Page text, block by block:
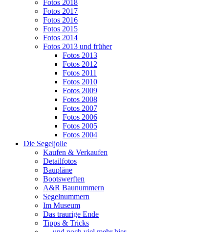
Fotos 2018
Fotos 2017
Fotos 2016
Fotos 2015
Fotos 2014
Fotos 2013 und früher
Fotos 2013
Fotos 2012
Fotos 2011
Fotos 2010
Fotos 2009
Fotos 2008
Fotos 2007
Fotos 2006
Fotos 2005
Fotos 2004
Die Segeljolle
Kaufen & Verkaufen
Detailfotos
Baupläne
Bootswerften
A&R Baunummern
Segelnummern
Im Museum
Das traurige Ende
Tipps & Tricks